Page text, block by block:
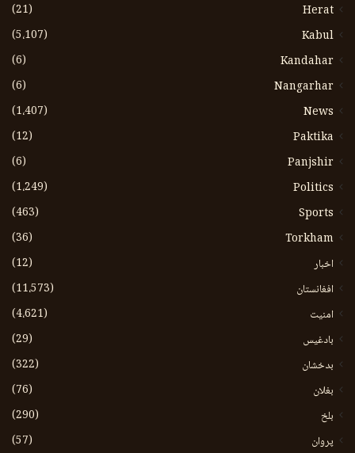
Herat
(21)
Kabul
(5،107)
Kandahar
(6)
Nangarhar
(6)
News
(1،407)
Paktika
(12)
Panjshir
(6)
Politics
(1،249)
Sports
(463)
Torkham
(36)
اخبار
(12)
افغانستان
(11،573)
امنیت
(4،621)
بادغیس
(29)
بدخشان
(322)
بغلان
(76)
بلخ
(290)
پروان
(57)